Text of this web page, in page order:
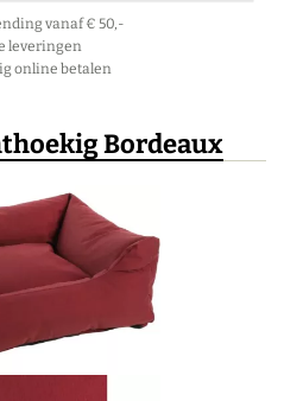
vanaf € 50,-
leveringen
online betalen
Bordeaux